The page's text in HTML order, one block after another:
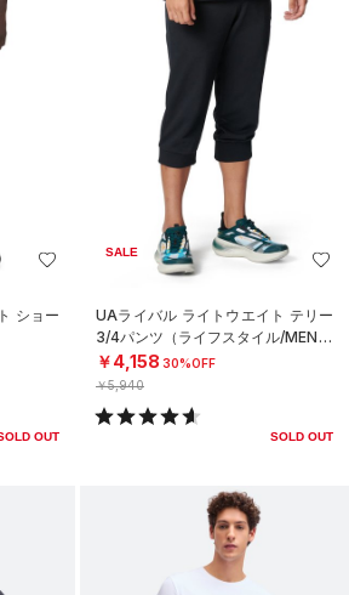
ショー
OUT
SALE
UAライバル ライトウエイト テリー
3/4パンツ（ライフスタイル/MEN）
￥4,158 30%OFF
￥5,940
SOLD OUT